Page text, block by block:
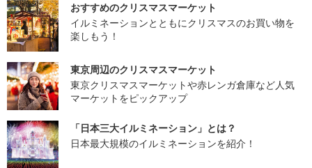
おすすめのクリスマスマーケット
イルミネーションとともにクリスマスのお買い物を
楽しもう！
東京周辺のクリスマスマーケット
東京クリスマスマーケットや赤レンガ倉庫など人気
マーケットをピックアップ
「日本三大イルミネーション」とは？
日本最大規模のイルミネーションを紹介！